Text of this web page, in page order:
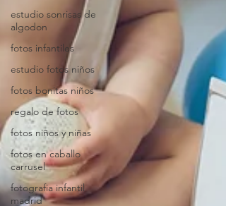
estudio sonrisas de
algodon
fotos infantiles
estudio fotos niños
fotos bonitas niños
regalo de fotos
fotos niños y niñas
fotos en caballo
carrusel
fotografia infantil
madrid